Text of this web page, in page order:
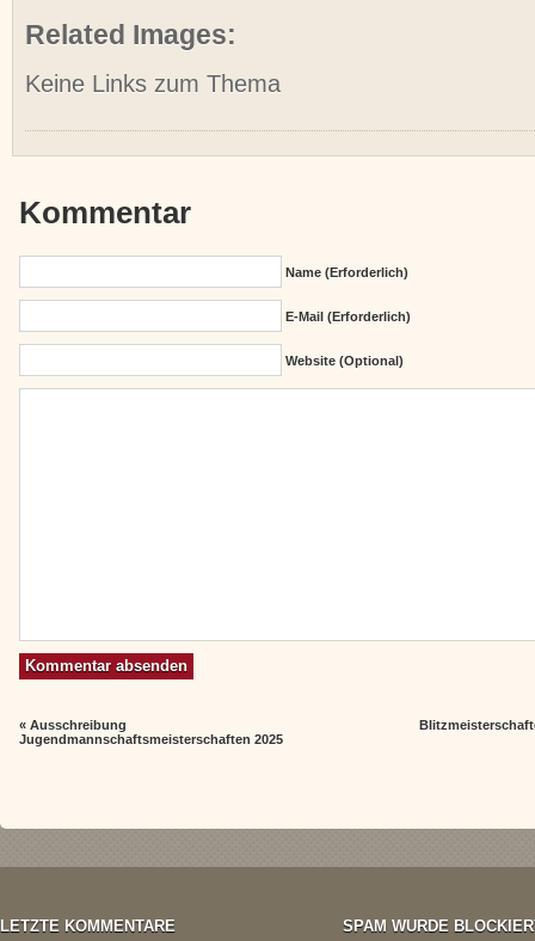
Related Images:
Keine Links zum Thema
Kommentar
Name (erforderlich)
E-Mail (erforderlich)
Website (Optional)
«Ausschreibung
Jugendmannschaftsmeisterschaften 2025
LETZTE KOMMENTARE SPAM WURDE